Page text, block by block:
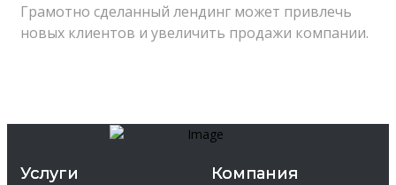
Грамотно сделанный лендинг может привлечь
новых клиентов и увеличить продажи компании.
Услуги Компания